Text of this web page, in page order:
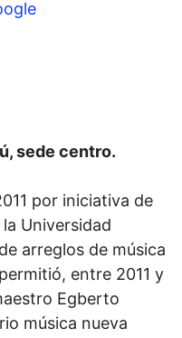
sede centro.
por iniciativa de
Universidad
arreglos de música
entre 2011 y
Egberto
música nueva